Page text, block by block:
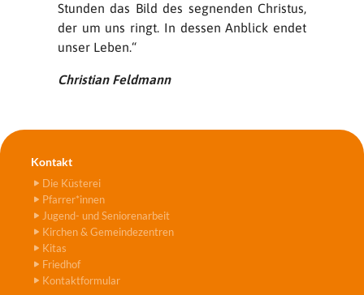
Stunden das Bild des segnenden Christus,
der um uns ringt. In dessen Anblick endet
unser Leben.“
Christian Feldmann
Kontakt
Die Küsterei
Pfarrer*innen
Jugend- und Seniorenarbeit
Kirchen & Gemeindezentren
Kitas
Friedhof
Kontaktformular